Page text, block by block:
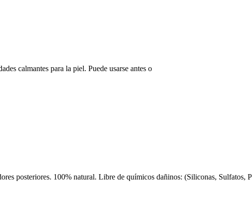
calmantes para la piel. Puede usarse antes o
posteriores. 100% natural. Libre de químicos dañinos: (Siliconas, Sulfatos,